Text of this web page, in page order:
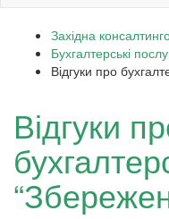
Західна
Бухгалтерські
Відгуки про
Відгуки